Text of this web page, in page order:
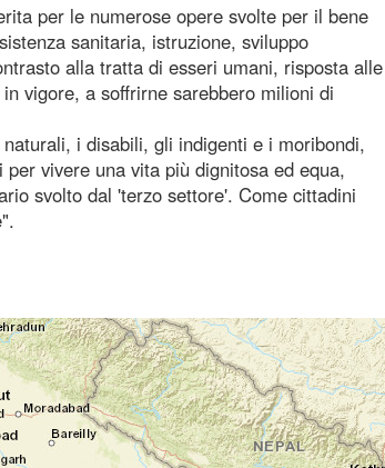
per le numerose opere svolte per il bene
sanitaria, istruzione, sviluppo
alla tratta di esseri umani, risposta alle
vigore, a soffrirne sarebbero milioni di
i disabili, gli indigenti e i moribondi,
vivere una vita più dignitosa ed equa,
svolto dal 'terzo settore'. Come cittadini